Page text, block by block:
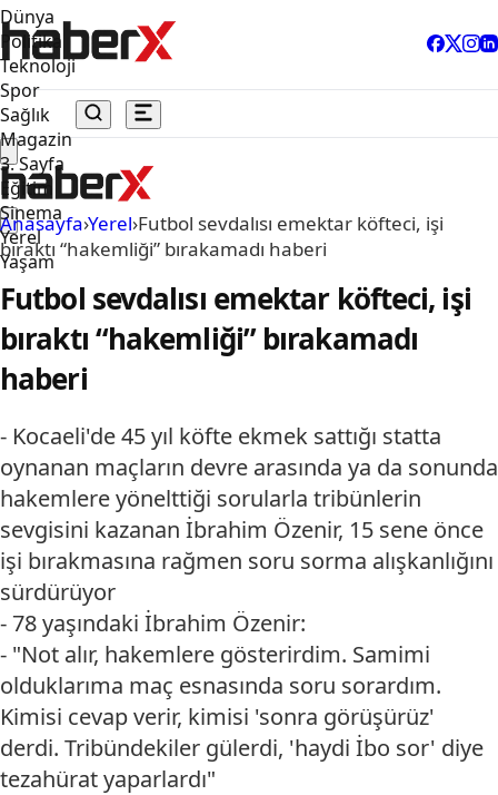
Dünya
Politika
Teknoloji
Spor
Sağlık
Magazin
3. Sayfa
Eğitim
Sinema
Yerel
Yaşam
Anasayfa›Yerel›Futbol sevdalısı emektar köfteci, işi
bıraktı “hakemliği” bırakamadı haberi
Futbol sevdalısı emektar köfteci, işi
bıraktı “hakemliği” bırakamadı
haberi
- Kocaeli'de 45 yıl köfte ekmek sattığı statta
oynanan maçların devre arasında ya da sonunda
hakemlere yönelttiği sorularla tribünlerin
sevgisini kazanan İbrahim Özenir, 15 sene önce
işi bırakmasına rağmen soru sorma alışkanlığını
sürdürüyor
- 78 yaşındaki İbrahim Özenir:
- "Not alır, hakemlere gösterirdim. Samimi
olduklarıma maç esnasında soru sorardım.
Kimisi cevap verir, kimisi 'sonra görüşürüz'
derdi. Tribündekiler gülerdi, 'haydi İbo sor' diye
tezahürat yaparlardı"